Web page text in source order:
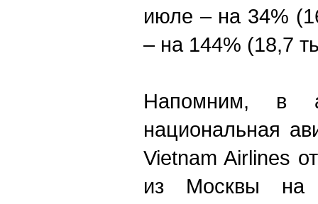
июле – на 34%
– на 144% (18,7
Напомним, в
национальная
Vietnam Airlines
из Москвы на